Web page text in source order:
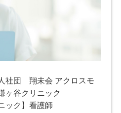
社団 翔未会 アクロスモ
ヶ谷クリニック
ック】看護師